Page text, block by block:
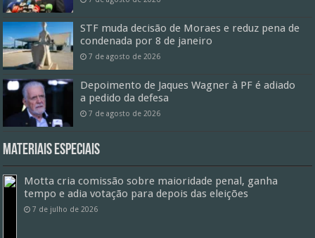
STF muda decisão de Moraes e reduz pena de
condenada por 8 de janeiro
7 de agosto de 2026
Depoimento de Jaques Wagner à PF é adiado
a pedido da defesa
7 de agosto de 2026
Materiais especiais
Motta cria comissão sobre maioridade penal, ganha
tempo e adia votação para depois das eleições
7 de julho de 2026